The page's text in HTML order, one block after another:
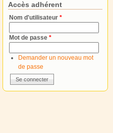
Accès adhérent
Nom d'utilisateur *
Mot de passe *
Demander un nouveau mot
de passe